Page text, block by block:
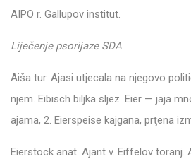
AIPO r. Gallupov institut.
Liječenje psorijaze SDA
Aiša tur. Ajasi utjecala na njegovo
njem. Eibisch biljka sljez. Eier — jaja
ajama, 2. Eierspeise kajgana, prţena
Eierstock anat. Ajant v. Eiffelov toranj.